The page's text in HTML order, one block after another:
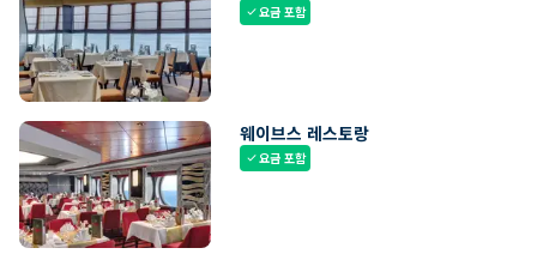
check요금 포함
웨이브스 레스토랑
check요금 포함